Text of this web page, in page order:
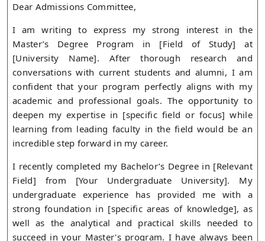
Dear Admissions Committee,
I am writing to express my strong interest in the
Master’s Degree Program in [Field of Study] at
[University Name]. After thorough research and
conversations with current students and alumni, I am
confident that your program perfectly aligns with my
academic and professional goals. The opportunity to
deepen my expertise in [specific field or focus] while
learning from leading faculty in the field would be an
incredible step forward in my career.
I recently completed my Bachelor’s Degree in [Relevant
Field] from [Your Undergraduate University]. My
undergraduate experience has provided me with a
strong foundation in [specific areas of knowledge], as
well as the analytical and practical skills needed to
succeed in your Master's program. I have always been